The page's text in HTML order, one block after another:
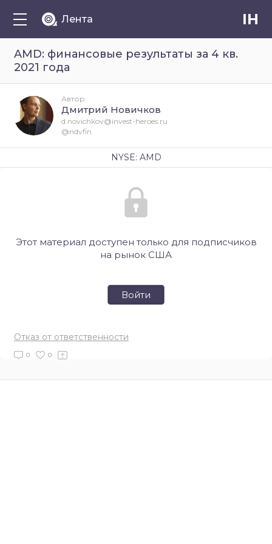
Лента IH
AMD: финансовые результаты за 4 кв.
2021 года
Этот материал доступен только для подписчиков
на рынок США
Войти
Отказ от ответственности
0 0
Автор
Дмитрий Новичков
d.novichkov@invest-heroes.ru
@ndvfin
NYSE: AMD